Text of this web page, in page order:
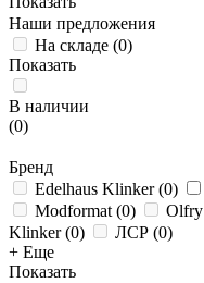
Наши предложения
На складе (0)
Показать
В наличии
(0)
Бренд
Edelhaus Klinker(0)
Modformat (0) Olfry
Klinker(0) ЛСР (0)
+ Еще
Показать